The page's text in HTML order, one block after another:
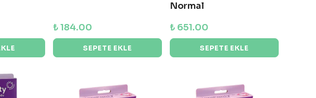
₺ 184.00
SEPETE EKLE
Normal
₺ 651.00
SEPETE EKLE